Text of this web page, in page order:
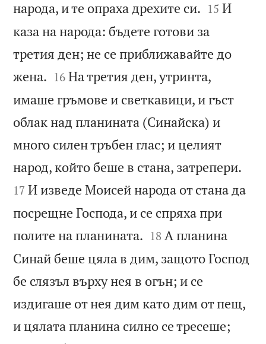
народа, и те опраха дрехите си. 

15 И
каза на народа: бъдете готови за
третия ден; не се приближавайте до
жена. 

16 На третия ден, утринта,
имаше гръмове и светкавици, и гъст
облак над планината (Синайска) и
много силен тръбен глас; и целият
народ, който беше в стана, затрепери.
17 И изведе Моисей народа от стана да
посрещне Господа, и се спряха при
полите на планината. 

18 А планина
Синай беше цяла в дим, защото Господ
бе слязъл върху нея в огън; и се
издигаше от нея дим като дим от пещ,
и цялата планина силно се тресеше;